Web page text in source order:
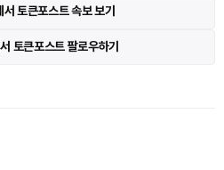
토큰포스트 속보 보기
토큰포스트 팔로우하기